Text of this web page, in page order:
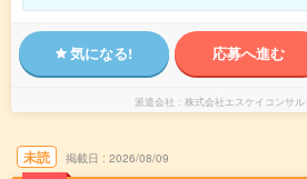
気になる! 応募へ進む
派遣会社 株式会社エスケイコンサ
未読 掲載日 2026/08/09